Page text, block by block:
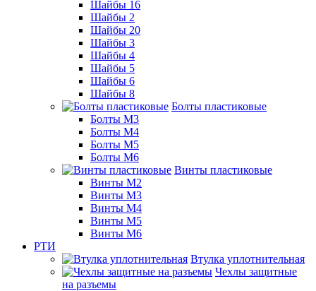
Шайбы 16
Шайбы 2
Шайбы 20
Шайбы 3
Шайбы 4
Шайбы 5
Шайбы 6
Шайбы 8
Болты пластиковые
Болты М3
Болты М4
Болты М5
Болты М6
Винты пластиковые
Винты М2
Винты М3
Винты М4
Винты М5
Винты М6
РТИ
Втулка уплотнительная
Чехлы защитные
на разъемы